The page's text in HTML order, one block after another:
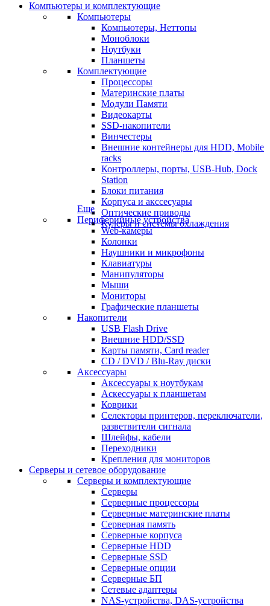
Компьютеры и комплектующие
Компьютеры
Компьютеры, Неттопы
Моноблоки
Ноутбуки
Планшеты
Комплектующие
Процессоры
Материнские платы
Модули Памяти
Видеокарты
SSD-накопители
Винчестеры
Внешние контейнеры для HDD, Mobile
racks
Контроллеры, порты, USB-Hub, Dock
Station
Блоки питания
Корпуса и акссесуары
Оптические приводы
Кулеры и системы охлаждения
Еще
Периферийные устройства
Web-камеры
Колонки
Наушники и микрофоны
Клавиатуры
Манипуляторы
Мыши
Мониторы
Графические планшеты
Накопители
USB Flash Drive
Внешние HDD/SSD
Карты памяти, Card reader
CD / DVD / Blu-Ray диски
Аксессуары
Аксессуары к ноутбукам
Аскессуары к планшетам
Коврики
Селекторы принтеров, переключатели,
разветвители сигнала
Шлейфы, кабели
Переходники
Крепления для мониторов
Серверы и сетевое оборудование
Серверы и комплектующие
Серверы
Серверные процессоры
Серверные материнские платы
Серверная память
Серверные корпуса
Серверные HDD
Серверные SSD
Серверные опции
Серверные БП
Сетевые адаптеры
NAS-устройства, DAS-устройства